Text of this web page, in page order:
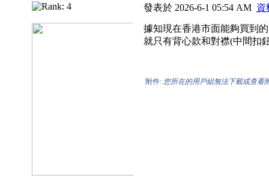
發表於 2026-6-1 05:54 AM 資
據知現在香港市面能夠買到
就只有背心款和對襟(中間扣
附件: 您所在的用戶組無法下載或查看